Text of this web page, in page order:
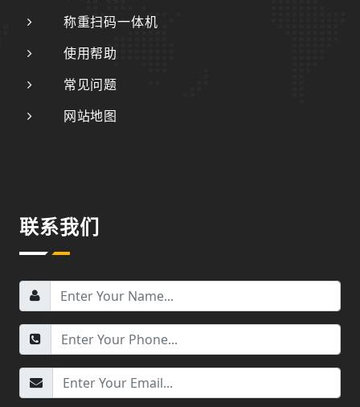
称重扫码一体机
使用帮助
常见问题
网站地图
联系我们